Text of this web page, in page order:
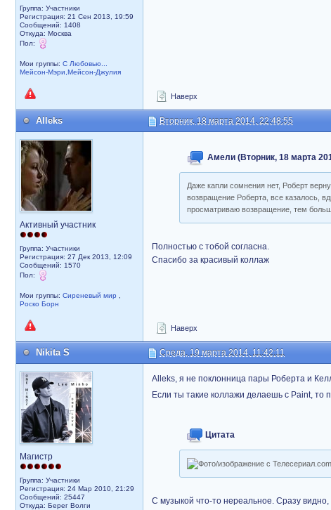
Группа: Участники
Регистрация: 21 Сен 2013, 19:59
Сообщений: 1408
Откуда: Москва
Пол:
Мои группы: С Любовью...
Мейсон-Мэри,Мейсон-Джулия
Наверх
Alleks Вторник, 18 марта 2014, 22:48:55
Активный участник
Группа: Участники
Регистрация: 27 Дек 2013, 12:09
Сообщений: 1570
Пол:
Мои группы: Сиреневый мир
Роско Борн
Амели (Вторник, 18 марта
Даже капли сомнения нет, Роберт
возвращение Роберта, все казалось,
просматриваю возвращение, тем
Полностью с тобой согласна.
Спасибо за красивый коллаж
Наверх
Nikita S Среда, 19 марта 2014, 11:42:11
Магистр
Группа: Участники
Регистрация: 24 Мар 2010, 21:29
Сообщений: 25447
Откуда: Берег Волги
Alleks, я не поклонница пары Роберта и
Если ты такие коллажи делаешь с Paint, то
Цитата
С музыкой что-то нереальное. Сразу